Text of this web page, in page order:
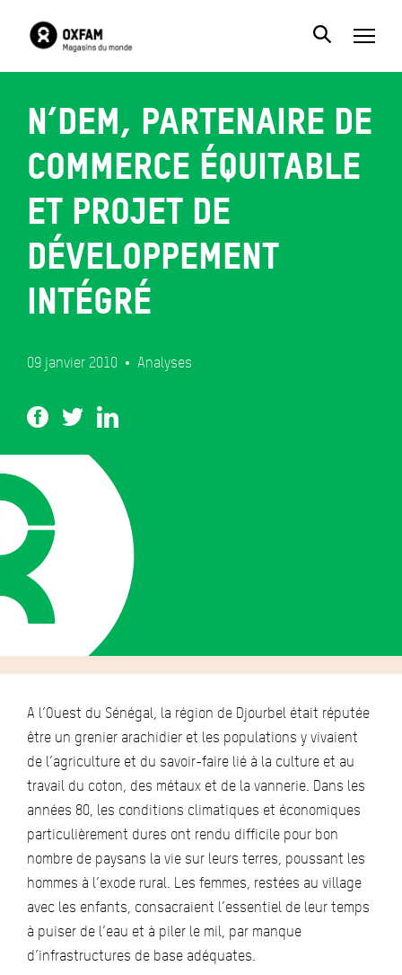
N’Dem, partenaire de
commerce équitable
et projet de
développement
intégré
09 janvier 2010 Analyses
A l’Ouest du Sénégal, la région de Djourbel était réputée
être un grenier arachidier et les populations y vivaient
de l’agriculture et du savoir-faire lié à la culture et au
travail du coton, des métaux et de la vannerie. Dans les
années 80, les conditions climatiques et économiques
particulièrement dures ont rendu difficile pour bon
nombre de paysans la vie sur leurs terres, poussant les
hommes à l’exode rural. Les femmes, restées au village
avec les enfants, consacraient l’essentiel de leur temps
à puiser de l’eau et à piler le mil, par manque
d’infrastructures de base adéquates.